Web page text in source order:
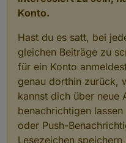
"state":
"type":
Konto.
Hast du es satt, bei
gleichen Beiträge zu
für ein Konto
genau dorthin zurück,
kannst dich über neue
benachrichtigen
oder Push-
Lesezeichen